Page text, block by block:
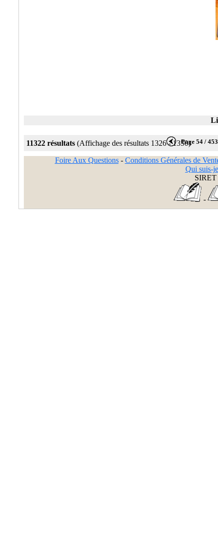
11322 résultats (Affichage des résultats 1326 - 1350)Page 54 / 453
Foire Aux Questions- Conditions Générales de
Qui suis-
SIRET
-